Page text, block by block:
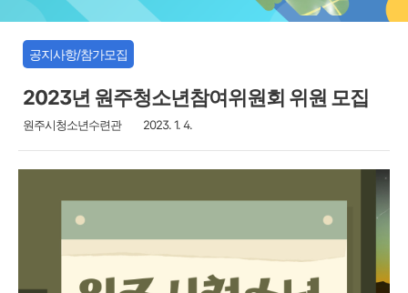
공지사항/참가모집
2023년 원주청소년참여위원회 위원 모집
원주시청소년수련관 2023. 1. 4.